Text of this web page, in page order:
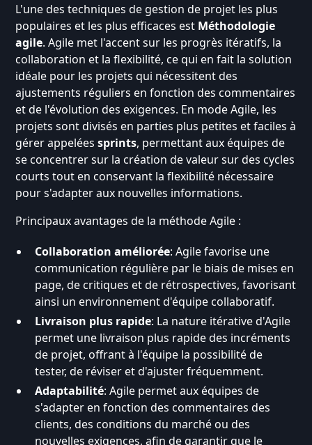
L'une des techniques de gestion de projet les plus
populaires et les plus efficaces est Méthodologie
agile. Agile met l'accent sur les progrès itératifs, la
collaboration et la flexibilité, ce qui en fait la solution
idéale pour les projets qui nécessitent des
ajustements réguliers en fonction des commentaires
et de l'évolution des exigences. En mode Agile, les
projets sont divisés en parties plus petites et faciles à
gérer appeléessprints, permettant aux équipes de
se concentrer sur la création de valeur sur des cycles
courts tout en conservant la flexibilité nécessaire
pour s'adapter aux nouvelles informations.
Principaux avantages de la méthode Agile :
Collaboration améliorée: Agile favorise une
communication régulière par le biais de mises en
page, de critiques et de rétrospectives, favorisant
ainsi un environnement d'équipe collaboratif.
Livraison plus rapide: La nature itérative d'Agile
permet une livraison plus rapide des incréments
de projet, offrant à l'équipe la possibilité de
tester, de réviser et d'ajuster fréquemment.
Adaptabilité: Agile permet aux équipes de
s'adapter en fonction des commentaires des
clients, des conditions du marché ou des
nouvelles exigences, afin de garantir que le